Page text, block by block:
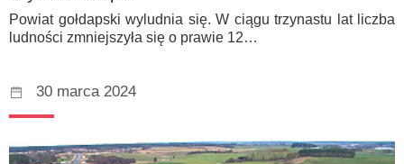
Powiat gołdapski wyludnia się. W ciągu trzynastu lat liczba
ludności zmniejszyła się o prawie 12…
30 marca 2024